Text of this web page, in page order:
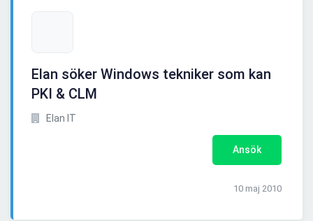
Elan söker Windows tekniker som kan
PKI & CLM
Elan IT
Ansök
10 maj 2010